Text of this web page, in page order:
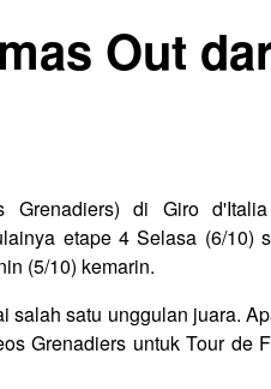
Out
Grenadiers) di Giro
etape 4 Selasa (6/10)
(5/10) kemarin.
salah satu unggulan juara.
Grenadiers untuk Tour de